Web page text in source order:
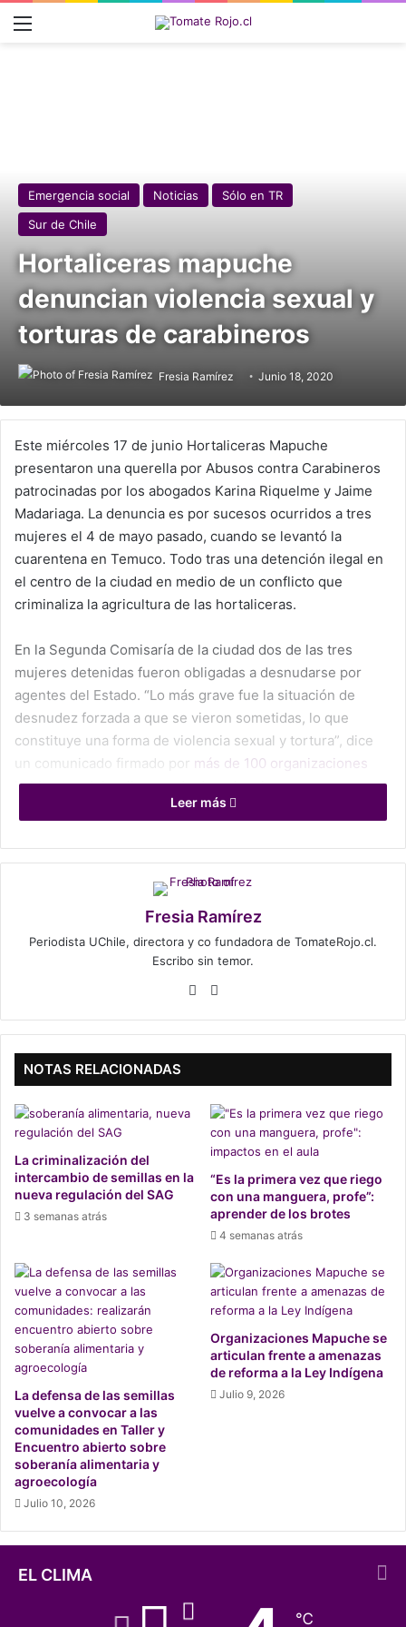
Emergencia social Noticias
Sólo en TR
Sur de Chile
Hortaliceras mapuche
denuncian violencia sexual y
torturas de carabineros
Fresia Ramírez Junio 18, 2020
Este miércoles 17 de junio Hortaliceras Mapuche
presentaron una querella por Abusos contra Carabineros
patrocinadas por los abogados Karina Riquelme y Jaime
Madariaga. La denuncia es por sucesos ocurridos a tres
mujeres el 4 de mayo pasado, cuando se levantó la
cuarentena en Temuco. Todo tras una detención ilegal en
el centro de la ciudad en medio de un conflicto que
criminaliza la agricultura de las hortaliceras.
En la Segunda Comisaría de la ciudad dos de las tres
mujeres detenidas fueron obligadas a desnudarse por
agentes del Estado. “Lo más grave fue la situación de
desnudez forzada a que se vieron sometidas, lo que
constituye una forma de violencia sexual y tortura”, dice
un comunicado firmado por más de 100 organizaciones
habitantes del wallmapu, de derechos humanos
nacionales y en el extranjero, feministas y medios de
Alcalde Becker contra
Hortaliceras Mapuche
Además acusan al alcalde Miguel Becker, militante de
“Ninguna mujer puede ser víctima de hechos de esta
este caso, se trató de carabineros, amparados o
Es más; ese alcalde ha contratado a ex carabineros
condenados por delitos de torturas como agentes
encargados de perseguirlas”, aseguraron.
Estas acciones, como señalan también en el comunicado,
son propias de guerras. Esta vez el “enemigo” del Estado
“crimen” de vender en Temuco los productos de la tierra.
“Exigimos que el Ministerio Público investigue los graves
hechos aquí denunciados y sanciones a los responsables
para que ninguna mujer de cualquier origen sufra
nuevamente este tipo de vulneraciones”, finaliza el
comunicado.
Leer más
Fresia Ramírez
Periodista UChile, directora y co fundadora de TomateRojo.cl.
Escribo sin temor.
We
te ra
m
NOTAS RELACIONADAS
La criminalización del
intercambio de semillas en la
nueva regulación del SAG
3 semanas atrás
“Es la primera vez que riego
con una manguera, profe”:
aprender de los brotes
4 semanas atrás
La defensa de las semillas
vuelve a convocar a las
comunidades en Taller y
Encuentro abierto sobre
soberanía alimentaria y
agroecología
Julio 10, 2026
Organizaciones Mapuche se
articulan frente a amenazas
de reforma a la Ley Indígena
Julio 9, 2026
EL CLIMA
℃